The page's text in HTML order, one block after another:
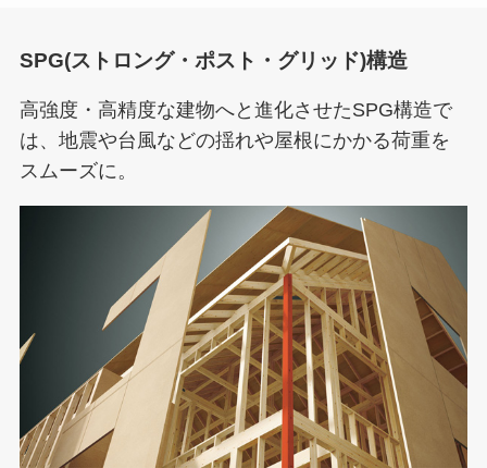
SPG(ストロング・ポスト・グリッド)構造
高強度・高精度な建物へと進化させたSPG構造で
は、地震や台風などの揺れや屋根にかかる荷重を
スムーズに。